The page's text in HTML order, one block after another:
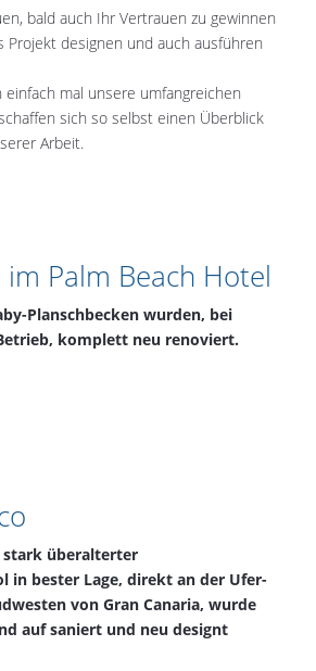
bald auch Ihr Vertrauen zu gewinnen
Projekt designen und auch ausführen
einfach mal unsere umfangreichen
sich so selbst einen Überblick
Arbeit.
Palm Beach Hotel
Planschbecken wurden, bei
komplett neu renoviert.
stark überalterter
in bester Lage, direkt an der Ufer-
von Gran Canaria, wurde
auf saniert und neu designt